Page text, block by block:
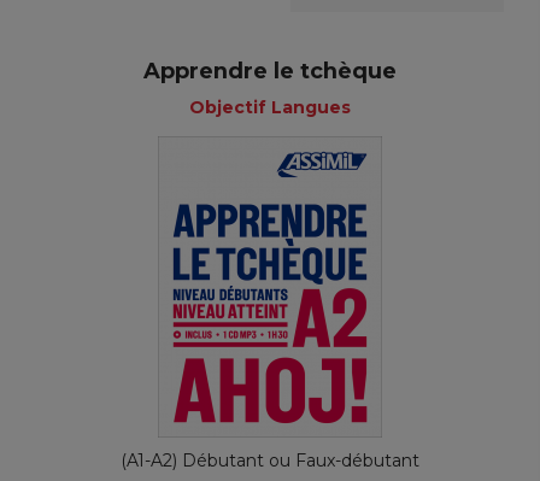
Apprendre le tchèque
Objectif Langues
(A1-A2) Débutant ou Faux-débutant